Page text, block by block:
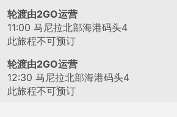
轮渡由2GO运营
11:00 马尼拉北部海港码头4
此旅程不可预订
轮渡由2GO运营
12:30 马尼拉北部海港码头4
此旅程不可预订